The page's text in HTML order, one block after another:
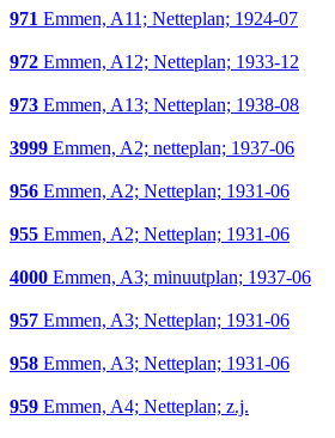
971 Emmen, A11; Netteplan; 1924-07
972 Emmen, A12; Netteplan; 1933-12
973 Emmen, A13; Netteplan; 1938-08
3999 Emmen, A2; netteplan; 1937-06
956 Emmen, A2; Netteplan; 1931-06
955 Emmen, A2; Netteplan; 1931-06
4000 Emmen, A3; minuutplan; 1937-06
957 Emmen, A3; Netteplan; 1931-06
958 Emmen, A3; Netteplan; 1931-06
959 Emmen, A4; Netteplan; z.j.